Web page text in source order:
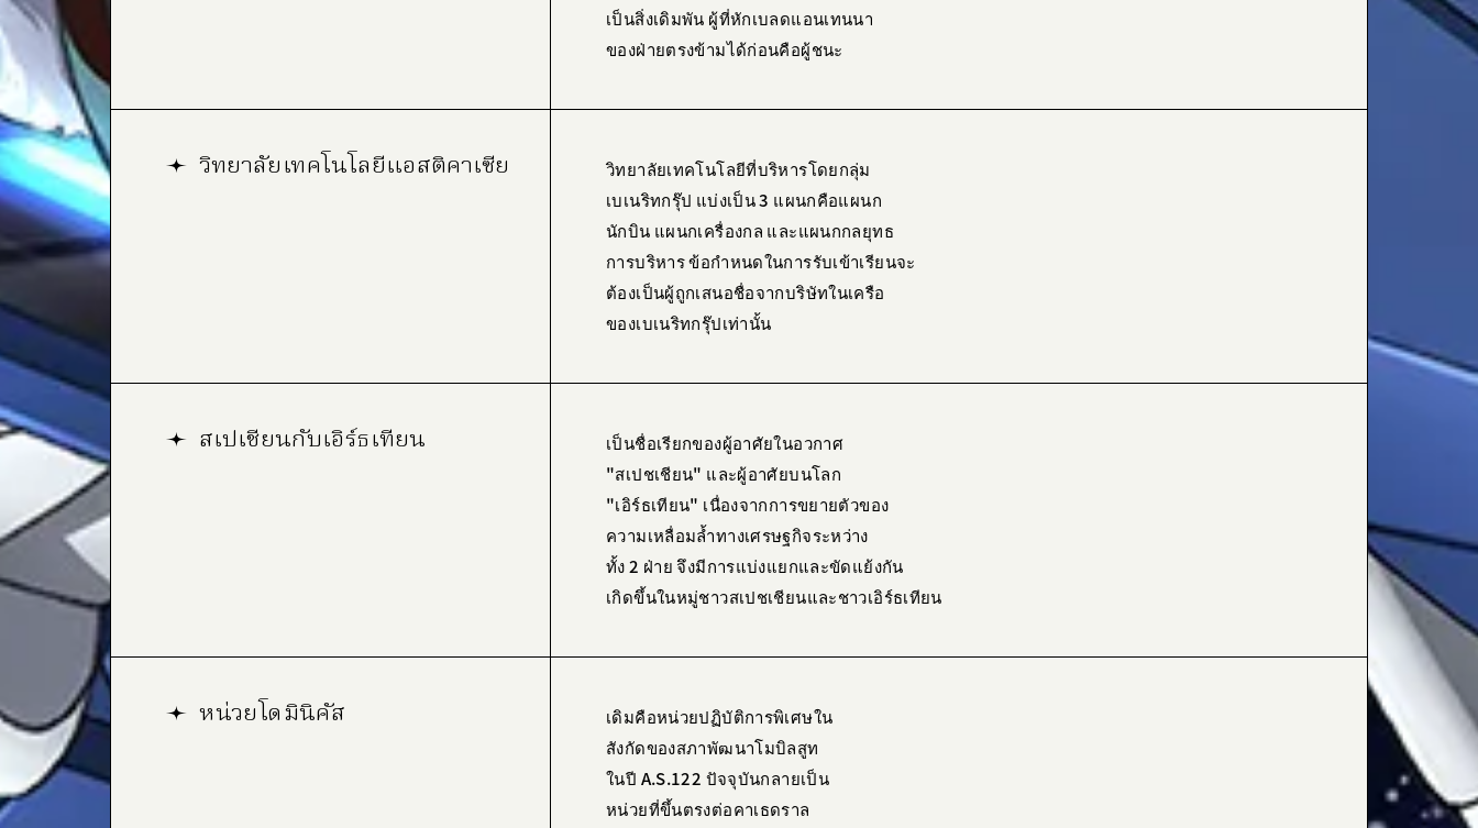
เป็นสิ่งเดิมพัน ผู้ที่หักเบลดแอนเทนนา
ของฝ่ายตรงข้ามได้ก่อนคือผู้ชนะ
วิทยาลัยเทคโนโลยีแอสติคาเซีย
วิทยาลัยเทคโนโลยีที่บริหารโดยกลุ่ม
เบเนริทกรุ๊ป แบ่งเป็น 3 แผนกคือแผนก
นักบิน แผนกเครื่องกล และแผนกกลยุทธ
การบริหาร ข้อกำหนดในการรับเข้าเรียนจะ
ต้องเป็นผู้ถูกเสนอชื่อจากบริษัทในเครือ
ของเบเนริทกรุ๊ปเท่านั้น
สเปเชียนกับเอิร์ธเทียน
เป็นชื่อเรียกของผู้อาศัยในอวกาศ
"สเปชเชียน" และผู้อาศัยบนโลก
"เอิร์ธเทียน" เนื่องจากการขยายตัวของ
ความเหลื่อมล้ำทางเศรษฐกิจระหว่าง
ทั้ง 2 ฝ่าย จึงมีการแบ่งแยกและขัดแย้งกัน
เกิดขึ้นในหมู่ชาวสเปชเชียนและชาวเอิร์ธเทียน
หน่วยโดมินิคัส
เดิมคือหน่วยปฏิบัติการพิเศษใน
สังกัดของสภาพัฒนาโมบิลสูท
ในปี A.S.122 ปัจจุบันกลายเป็น
หน่วยที่ขึ้นตรงต่อคาเธดราล